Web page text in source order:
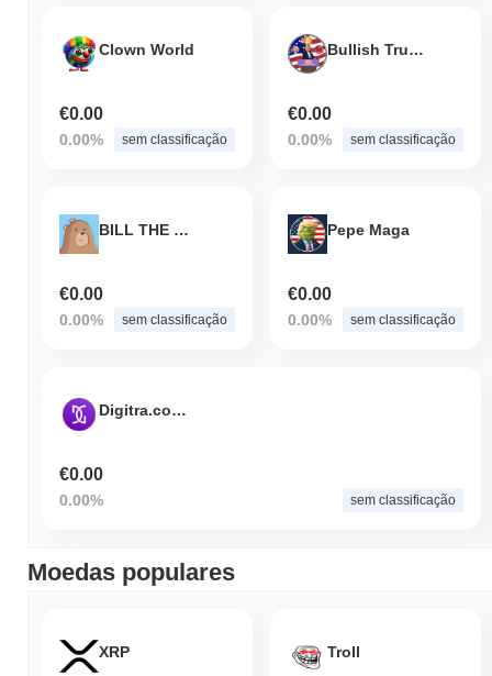
Clown World
€0.00
0.00% sem classificação
Bullish Trump Coin
€0.00
0.00% sem classificação
BILL THE BEAR
€0.00
0.00% sem classificação
Pepe Maga
€0.00
0.00% sem classificação
Digitra.com Token
€0.00
0.00% sem classificação
Moedas populares
XRP Troll